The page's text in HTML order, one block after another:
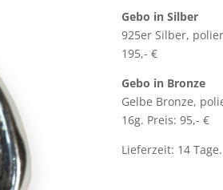
Gebo in Silber
925er Silber,
195,- €
Gebo in Bronze
Gelbe Bronze,
16g. Preis: 95,- €
Lieferzeit: 14 Tage.